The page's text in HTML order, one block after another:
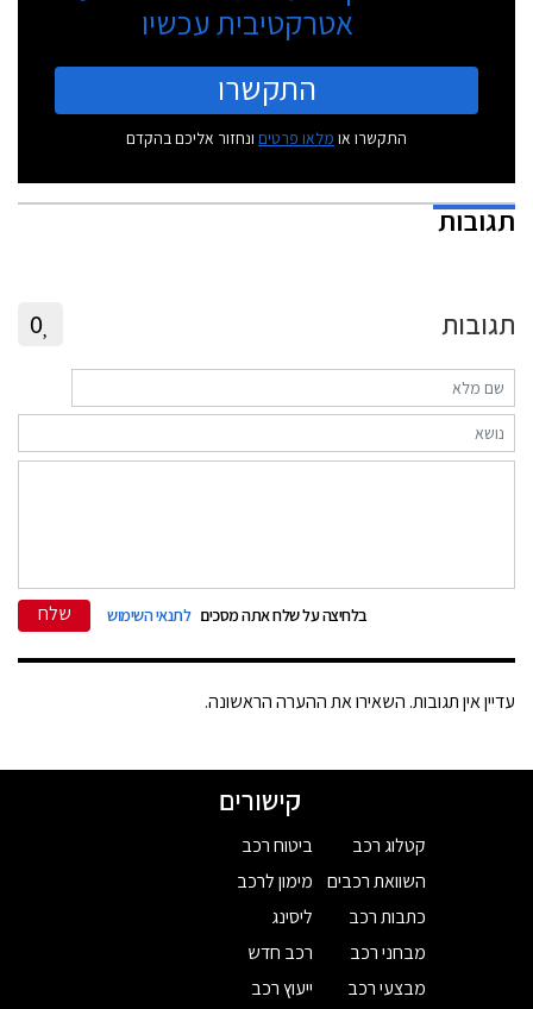
אטרקטיבית עכשיו
התקשרו
התקשרו או מלאו פרטים ונחזור אליכם בהקדם
תגובות
תגובות 0
בלחיצה על שלח אתה מסכים לתנאי השימוש שלח
עדיין אין תגובות. השאירו את ההערה הראשונה.
קישורים
קטלוג רכב
השוואת רכבים
כתבות רכב
מבחני רכב
מבצעי רכב
ביטוח רכב
מימון לרכב
ליסינג
רכב חדש
ייעוץ רכב